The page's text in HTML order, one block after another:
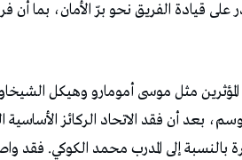
قيادة الفريق نحو برّ الأمان، بما أن
مثل موسى أمومارو وهيكل
بعد أن فقد الاتحاد الركائز الأساسية
بالنسبة إلى المدرب محمد الكوكي. فقد